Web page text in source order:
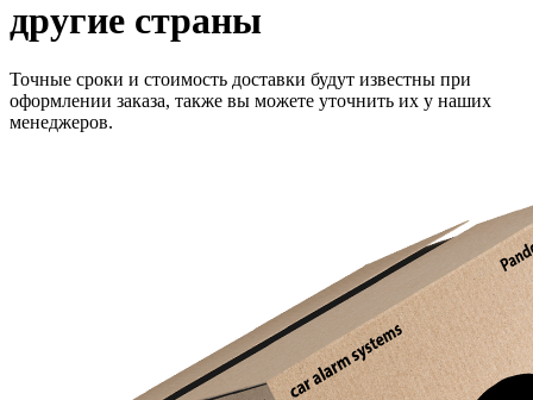
другие страны
Точные сроки и стоимость доставки будут известны при
оформлении заказа, также вы можете уточнить их у наших
менеджеров.